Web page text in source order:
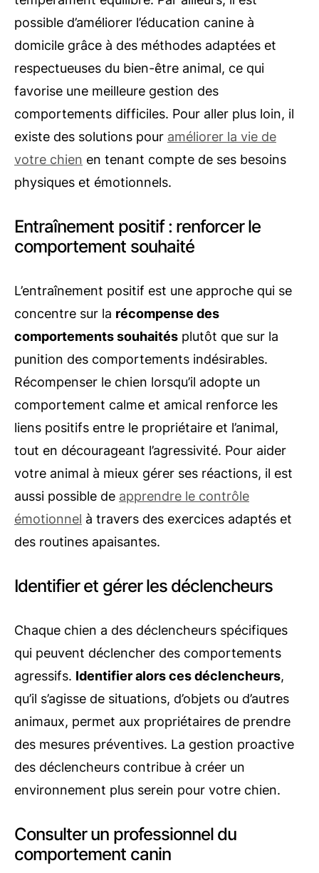
possible d’améliorer l’éducation canine à
domicile grâce à des méthodes adaptées et
respectueuses du bien-être animal, ce qui
favorise une meilleure gestion des
comportements difficiles. Pour aller plus loin, il
existe des solutions pour améliorer la vie de
votre chien en tenant compte de ses besoins
physiques et émotionnels.
Entraînement positif : renforcer le
comportement souhaité
L’entraînement positif est une approche qui se
concentre sur la récompense des
comportements souhaités plutôt que sur la
punition des comportements indésirables.
Récompenser le chien lorsqu’il adopte un
comportement calme et amical renforce les
liens positifs entre le propriétaire et l’animal,
tout en décourageant l’agressivité. Pour aider
votre animal à mieux gérer ses réactions, il est
aussi possible de apprendre le contrôle
émotionnel à travers des exercices adaptés et
des routines apaisantes.
Identifier et gérer les déclencheurs
Chaque chien a des déclencheurs spécifiques
qui peuvent déclencher des comportements
agressifs. Identifier alors ces déclencheurs,
qu’il s’agisse de situations, d’objets ou d’autres
animaux, permet aux propriétaires de prendre
des mesures préventives. La gestion proactive
des déclencheurs contribue à créer un
environnement plus serein pour votre chien.
Consulter un professionnel du
comportement canin